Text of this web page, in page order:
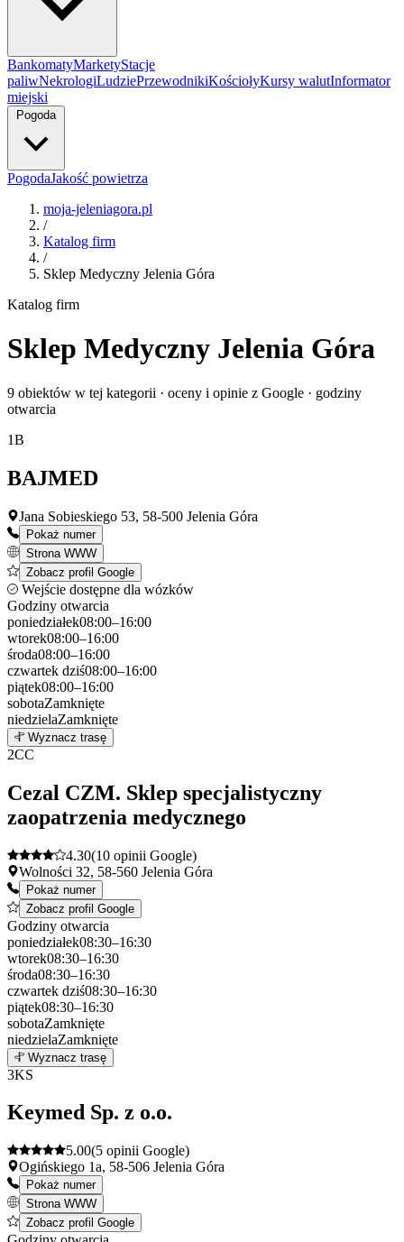
BankomatyMarketyStacje
paliwNekrologiLudziePrzewodnikiKościołyKursy walutInformator
miejski
Pogoda
PogodaJakość powietrza
moja-jeleniagora.pl
/
Katalog firm
/
Sklep Medyczny Jelenia Góra
Katalog firm
Sklep Medyczny Jelenia Góra
9 obiektów w tej kategorii · oceny i opinie z Google · godziny
otwarcia
1B
BAJMED
Jana Sobieskiego 53, 58-500 Jelenia Góra
Pokaż numer
Strona WWW
Zobacz profil Google
Wejście dostępne dla wózków
Godziny otwarcia
poniedziałek08:00–16:00
wtorek08:00–16:00
środa08:00–16:00
czwartek dziś08:00–16:00
piątek08:00–16:00
sobotaZamknięte
niedzielaZamknięte
+
Wyznacz trasę
2CC
Cezal CZM. Sklep specjalistyczny
zaopatrzenia medycznego
4.30(10 opinii Google)
Wolności 32, 58-560 Jelenia Góra
Pokaż numer
Zobacz profil Google
Godziny otwarcia
poniedziałek08:30–16:30
wtorek08:30–16:30
środa08:30–16:30
czwartek dziś08:30–16:30
piątek08:30–16:30
sobotaZamknięte
niedzielaZamknięte
+
Wyznacz trasę
3KS
Keymed Sp. z o.o.
5.00(5 opinii Google)
Ogińskiego 1a, 58-506 Jelenia Góra
Pokaż numer
Strona WWW
Zobacz profil Google